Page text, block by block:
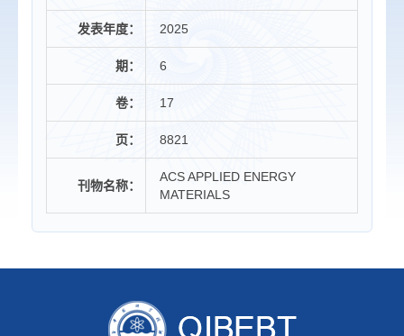
发表年度： 2025
期： 6
卷： 17
页： 8821
刊物名称：
ACS APPLIED ENERGY
MATERIALS